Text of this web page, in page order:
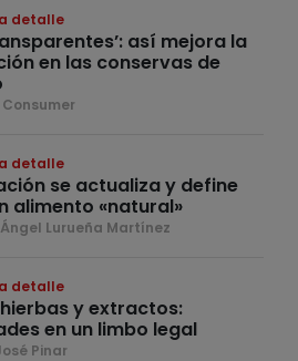
detalle
así mejora la
en las conservas de
Consumer
detalle
se actualiza y define
alimento «natural»
Lurueña Martínez
detalle
y extractos:
en un limbo legal
Pinar